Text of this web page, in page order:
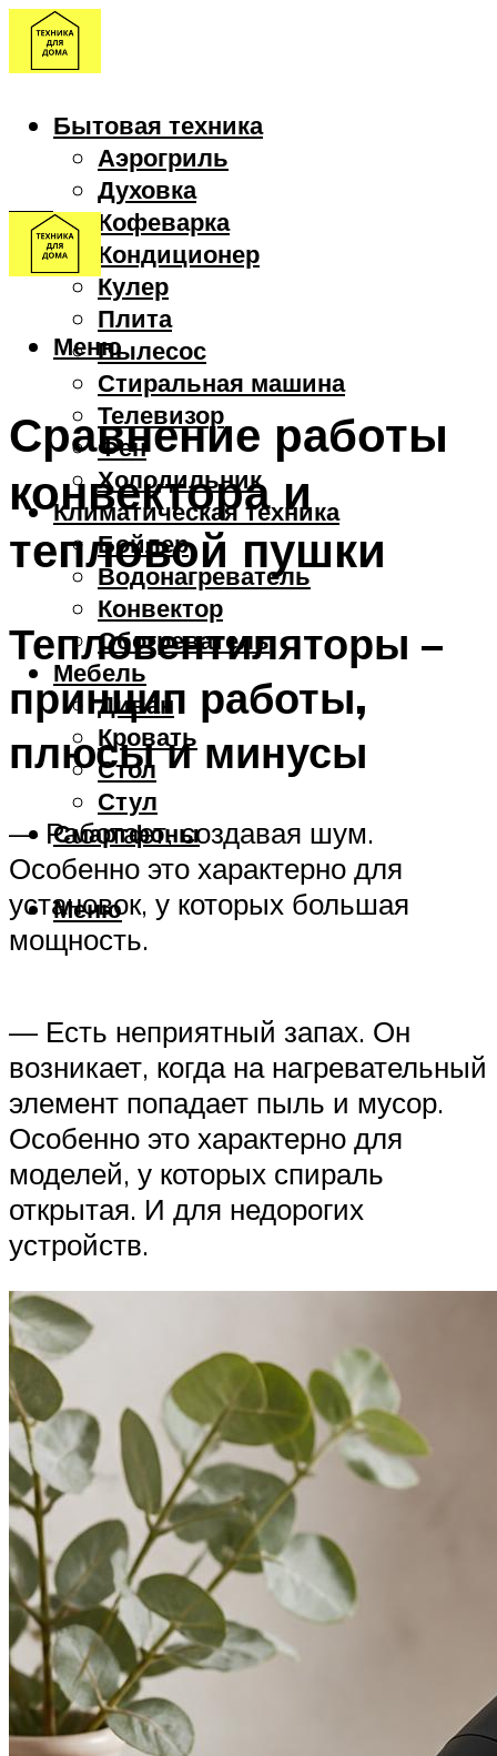
Бытовая техника
Аэрогриль
Духовка
Кофеварка
Кондиционер
Кулер
Плита
Пылесос
Стиральная машина
Телевизор
Фен
Холодильник
Климатическая техника
Бойлер
Водонагреватель
Конвектор
Обогреватель
Мебель
Диван
Кровать
Стол
Стул
Смартфоны
Меню
Меню
Сравнение работы
конвектора и
тепловой пушки
Тепловентиляторы –
принцип работы,
плюсы и минусы
— Работает, создавая шум.
Особенно это характерно для
установок, у которых большая
мощность.
— Есть неприятный запах. Он
возникает, когда на нагревательный
элемент попадает пыль и мусор.
Особенно это характерно для
моделей, у которых спираль
открытая. И для недорогих
устройств.